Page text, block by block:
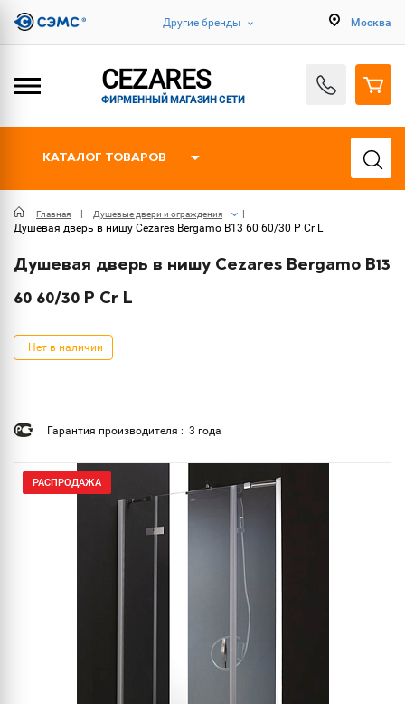
Другие бренды Москва
CEZARES
ФИРМЕННЫЙ МАГАЗИН СЕТИ
КАТАЛОГ ТОВАРОВ
Главная Душевые двери и ограждения
Душевая дверь в нишу Cezares Bergamo B13 60 60/30 P Cr L
Душевая дверь в нишу Cezares Bergamo B13
60 60/30 P Cr L
Нет в наличии
Гарантия производителя : 3 года
РАСПРОДАЖА